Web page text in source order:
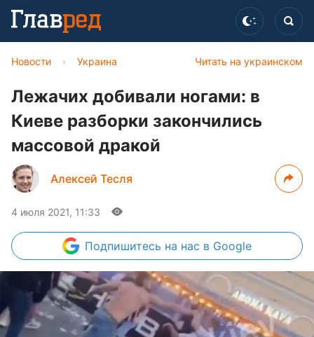
Читать на украинском
Новости › Украина
Лежачих добивали ногами: в
Киеве разборки закончились
массовой дракой
Алексей Тесля
4 июля 2021, 11:33
Подпишитесь на нас в Google